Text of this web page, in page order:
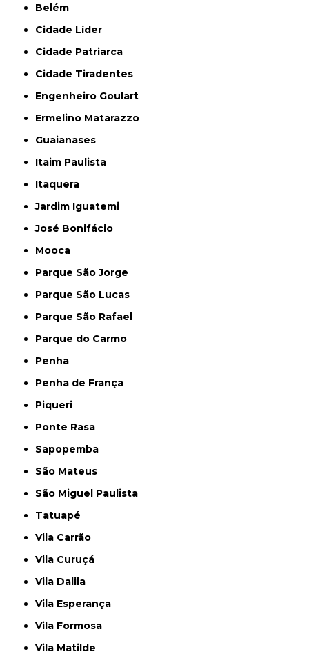
Belém
Cidade Líder
Cidade Patriarca
Cidade Tiradentes
Engenheiro Goulart
Ermelino Matarazzo
Guaianases
Itaim Paulista
Itaquera
Jardim Iguatemi
José Bonifácio
Mooca
Parque São Jorge
Parque São Lucas
Parque São Rafael
Parque do Carmo
Penha
Penha de França
Piqueri
Ponte Rasa
Sapopemba
São Mateus
São Miguel Paulista
Tatuapé
Vila Carrão
Vila Curuçá
Vila Dalila
Vila Esperança
Vila Formosa
Vila Matilde